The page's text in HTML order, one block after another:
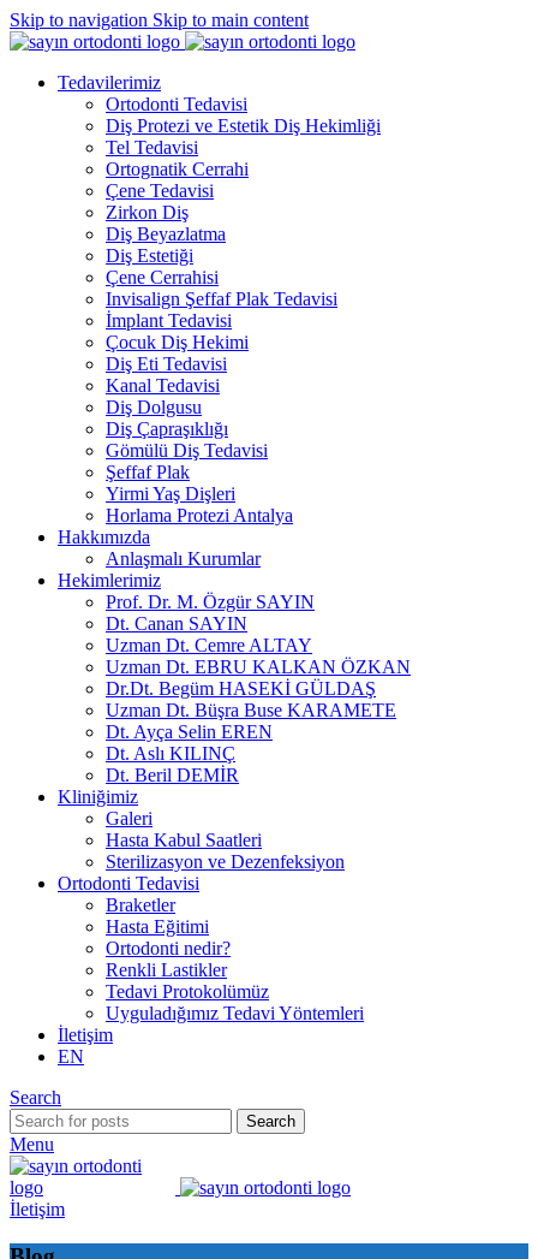
Skip to navigation Skip to main content
Tedavilerimiz
Ortodonti Tedavisi
Diş Protezi ve Estetik Diş Hekimliği
Tel Tedavisi
Ortognatik Cerrahi
Çene Tedavisi
Zirkon Diş
Diş Beyazlatma
Diş Estetiği
Çene Cerrahisi
Invisalign Şeffaf Plak Tedavisi
İmplant Tedavisi
Çocuk Diş Hekimi
Diş Eti Tedavisi
Kanal Tedavisi
Diş Dolgusu
Diş Çapraşıklığı
Gömülü Diş Tedavisi
Şeffaf Plak
Yirmi Yaş Dişleri
Horlama Protezi Antalya
Hakkımızda
Anlaşmalı Kurumlar
Hekimlerimiz
Prof. Dr. M. Özgür SAYIN
Dt. Canan SAYIN
Uzman Dt. Cemre ALTAY
Uzman Dt. EBRU KALKAN ÖZKAN
Dr.Dt. Begüm HASEKİ GÜLDAŞ
Uzman Dt. Büşra Buse KARAMETE
Dt. Ayça Selin EREN
Dt. Aslı KILINÇ
Dt. Beril DEMİR
Kliniğimiz
Galeri
Hasta Kabul Saatleri
Sterilizasyon ve Dezenfeksiyon
Ortodonti Tedavisi
Braketler
Hasta Eğitimi
Ortodonti nedir?
Renkli Lastikler
Tedavi Protokolümüz
Uyguladığımız Tedavi Yöntemleri
İletişim
EN
Search
Search
Menu
İletişim